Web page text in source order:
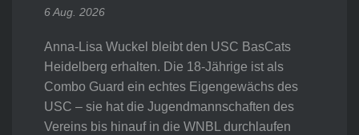
6 Aug. 2026
Anna-Lisa Wuckel bleibt den USC BasCats
Heidelberg erhalten. Die 18-Jährige ist als
Combo Guard ein echtes Eigengewächs des
USC – sie hat die Jugendmannschaften des
Vereins bis hinauf in die WNBL durchlaufen